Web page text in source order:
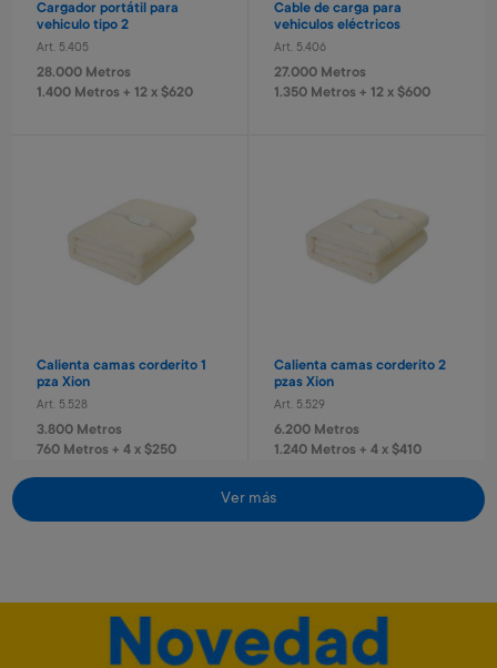
Laptop educativa bilingue
Paw Patrol
Laptop educativa bilingue
Spiderman
Set taladro con accesorios
Tablero basket pared
Avengers
Art. 4.820
Cargador portátil para
vehiculo tipo 2
Art. 5.405
28.000 Metros
1.400 Metros + 12 x $620
Cable de carga para
vehiculos eléctricos
Art. 5.406
27.000 Metros
1.350 Metros + 12 x $600
Calienta camas corderito 1
pza Xion
Art. 5.528
3.800 Metros
760 Metros + 4 x $250
Calienta camas corderito 2
pzas Xion
Art. 5.529
6.200 Metros
1.240 Metros + 4 x $410
Ver más